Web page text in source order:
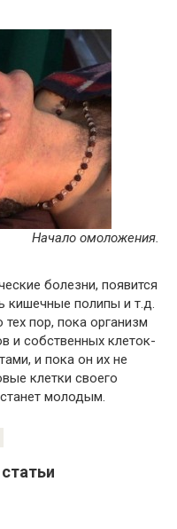
Начало омоложения.
болезни, появится
кишечные полипы и т.д.
пор, пока организм
и собственных клеток-
и пока он их не
клетки своего
молодым.